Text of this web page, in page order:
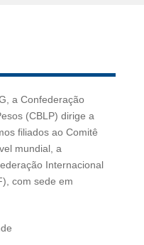
a Confederação
(CBLP) dirige a
filiados ao Comitê
mundial, a
Internacional
com sede em